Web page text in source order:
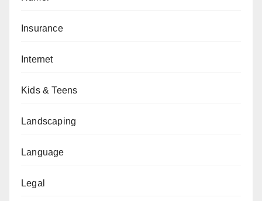
Insurance
Internet
Kids & Teens
Landscaping
Language
Legal